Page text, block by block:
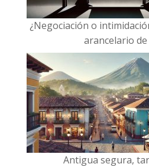
¿Negociación o
arancelario
Antigua segura,